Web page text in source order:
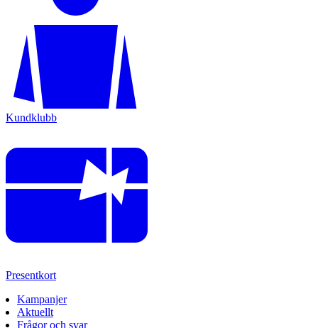
Kundklubb
Presentkort
Kampanjer
Aktuellt
Frågor och svar